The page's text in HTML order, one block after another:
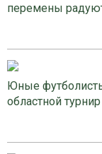
перемены
Юные
областной турнир